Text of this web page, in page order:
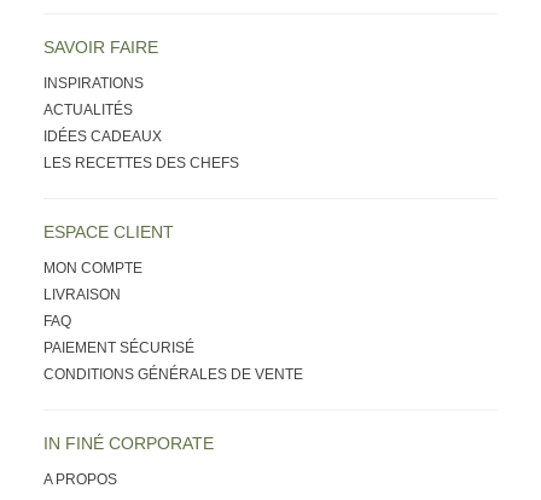
SAVOIR FAIRE
INSPIRATIONS
ACTUALITÉS
IDÉES CADEAUX
LES RECETTES DES CHEFS
ESPACE CLIENT
MON COMPTE
LIVRAISON
FAQ
PAIEMENT SÉCURISÉ
CONDITIONS GÉNÉRALES DE VENTE
IN FINÉ CORPORATE
A PROPOS